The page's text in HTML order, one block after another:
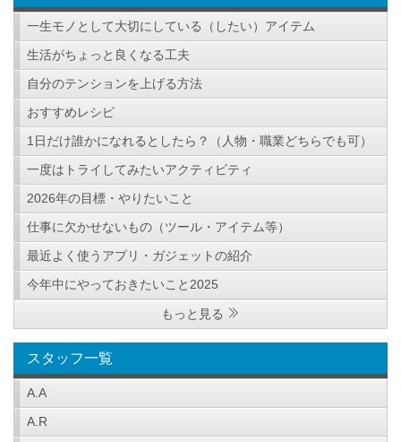
一生モノとして大切にしている（したい）アイテム
生活がちょっと良くなる工夫
自分のテンションを上げる方法
おすすめレシピ
1日だけ誰かになれるとしたら？（人物・職業どちらでも可）
一度はトライしてみたいアクティビティ
2026年の目標・やりたいこと
仕事に欠かせないもの（ツール・アイテム等）
最近よく使うアプリ・ガジェットの紹介
今年中にやっておきたいこと2025
もっと見る
スタッフ一覧
A.A
A.R